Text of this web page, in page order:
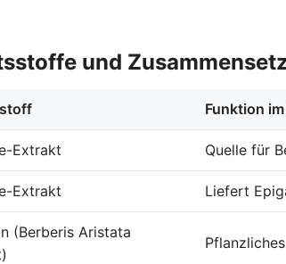
und
Funktion
Extrakt Quelle für
Extrakt Liefert
(Berberis Aristata